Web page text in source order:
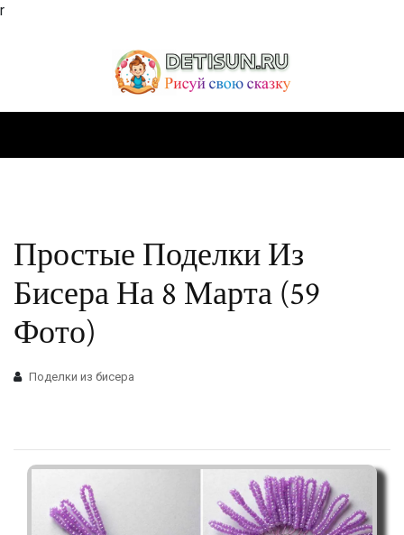
r
Простые Поделки Из
Бисера На 8 Марта (59
Фото)
Поделки из бисера